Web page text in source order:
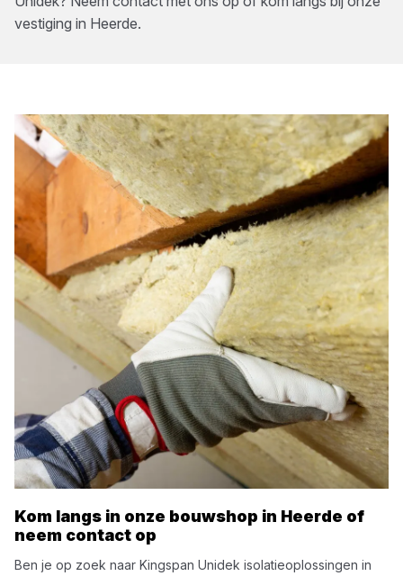
vestiging in Heerde.
Kom langs in onze bouwshop in Heerde of
neem contact op
Ben je op zoek naar Kingspan Unidek isolatieoplossingen in